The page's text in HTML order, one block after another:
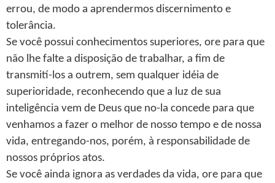
errou, de modo a aprendermos discernimento e
tolerância.
Se você possui conhecimentos superiores, ore para que
não lhe falte a disposição de trabalhar, a fim de
transmití-los a outrem, sem qualquer idéia de
superioridade, reconhecendo que a luz de sua
inteligência vem de Deus que no-la concede para que
venhamos a fazer o melhor de nosso tempo e de nossa
vida, entregando-nos, porém, à responsabilidade de
nossos próprios atos.
Se você ainda ignora as verdades da vida, ore para que